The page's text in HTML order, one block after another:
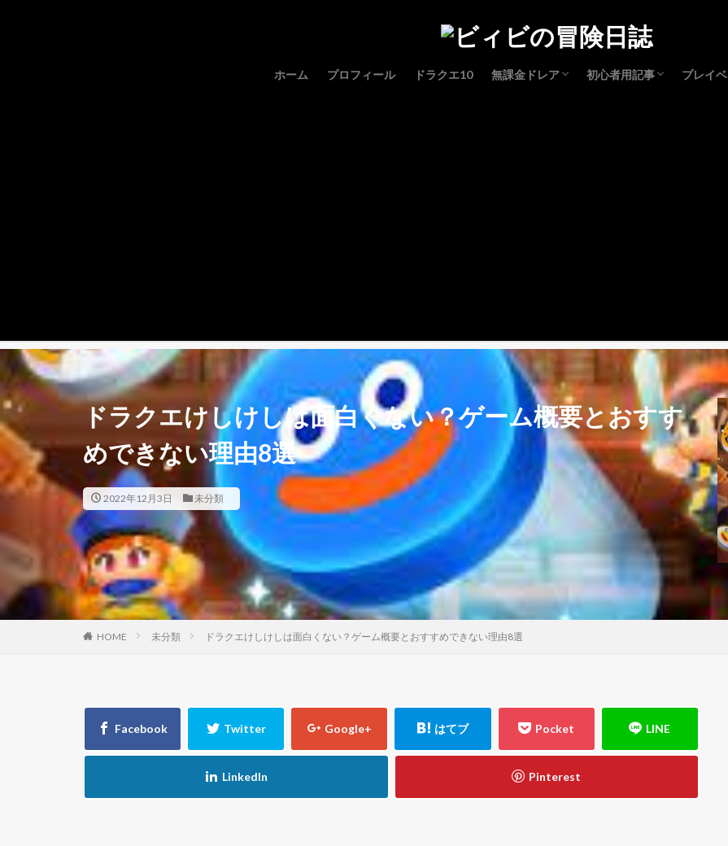
ホーム プロフィール ドラクエ10 無課金ドレア 初心者用記事 プレイベ
ドラクエけしけしは面白くない？ゲーム概要とおすす
めできない理由8選
2022年12月3日 未分類
HOME 未分類 ドラクエけしけしは面白くない？ゲーム概要とおすすめできない理由8選